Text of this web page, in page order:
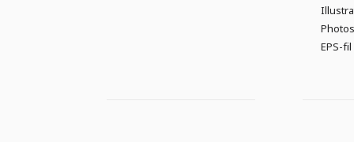
EPS-